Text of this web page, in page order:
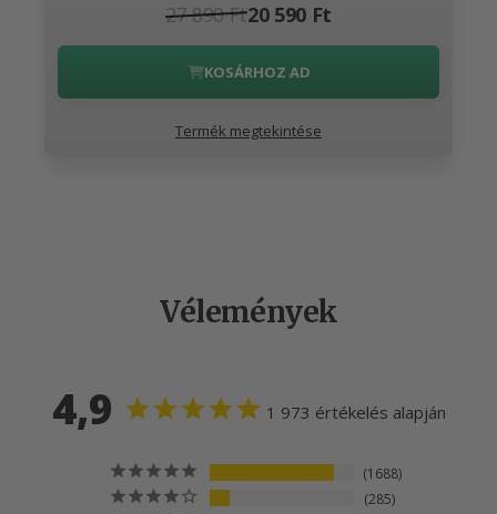
27 890 Ft20 590 Ft
KOSÁRHOZ AD
Termék megtekintése
Vélemények
4,9 1 973 értékelés alapján
1688
285